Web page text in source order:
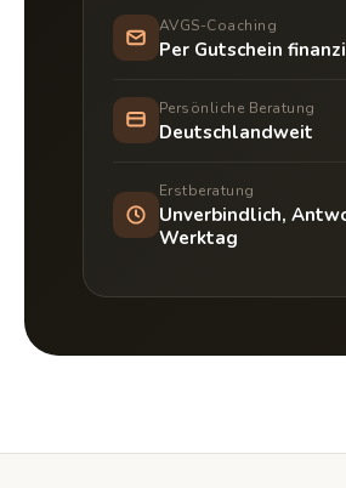
AVGS-Coaching
Per Gutschein
Persönliche Beratung
Deutschlandweit
Erstberatung
Unverbindlich,
Werktag